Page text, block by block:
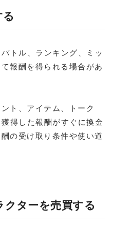
トル、ランキング、ミッ
報酬を得られる場合があ
ト、アイテム、トーク
得した報酬がすぐに換金
の受け取り条件や使い道
ターを売買する